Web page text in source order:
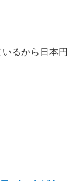
るから日本円